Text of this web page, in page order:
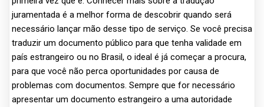
juramentada é a melhor forma de descobrir quando será
necessário lançar mão desse tipo de serviço. Se você precisa
traduzir um documento público para que tenha validade em
país estrangeiro ou no Brasil, o ideal é já começar a procura,
para que você não perca oportunidades por causa de
problemas com documentos. Sempre que for necessário
apresentar um documento estrangeiro a uma autoridade